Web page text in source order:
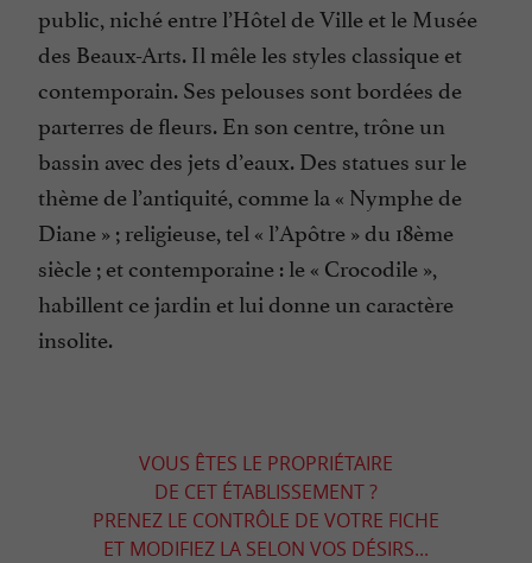
public, niché entre l’Hôtel de Ville et le Musée
des Beaux-Arts. Il mêle les styles classique et
contemporain. Ses pelouses sont bordées de
parterres de fleurs. En son centre, trône un
bassin avec des jets d’eaux. Des statues sur le
thème de l’antiquité, comme la « Nymphe de
Diane » ; religieuse, tel « l’Apôtre » du 18ème
siècle ; et contemporaine : le « Crocodile »,
habillent ce jardin et lui donne un caractère
insolite.
VOUS ÊTES LE PROPRIÉTAIRE
DE CET ÉTABLISSEMENT ?
PRENEZ LE CONTRÔLE DE VOTRE FICHE
ET MODIFIEZ LA SELON VOS DÉSIRS...